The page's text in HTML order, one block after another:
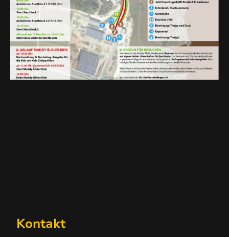
Kontakt